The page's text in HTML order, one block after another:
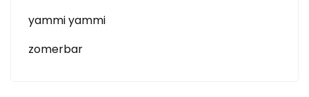
yammi yammi
zomerbar